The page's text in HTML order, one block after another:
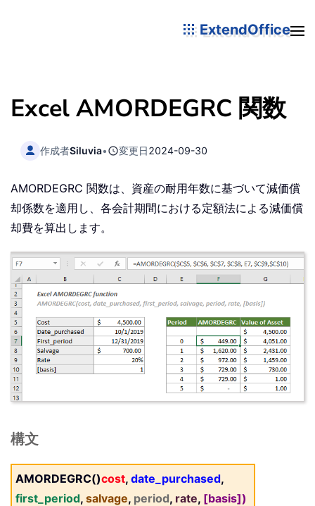
ExtendOffice
Excel AMORDEGRC 関数
作成者Siluvia• 変更日2024-09-30
AMORDEGRC 関数は、資産の耐用年数に基づいて減価償
却係数を適用し、各会計期間における定額法による減価償
却費を算出します。
構文
AMORDEGRC()cost, date_purchased,
first_period, salvage, period, rate, [basis])